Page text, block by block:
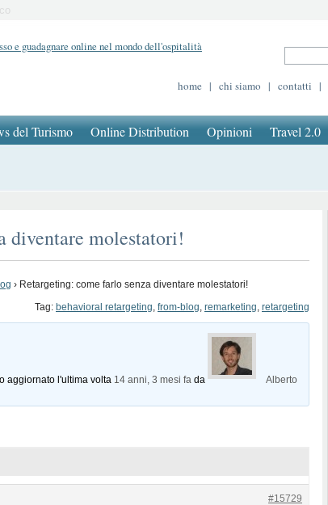
home | chi siamo | contatti |
del Turismo Online Distribution Opinioni Travel 2.0
diventare molestatori!
› Retargeting: come farlo senza diventare molestatori!
Tag: behavioral retargeting, from-blog, remarketing, retargeting
aggiornato l'ultima volta 14 anni, 3 mesi fa da
Alberto
#15729